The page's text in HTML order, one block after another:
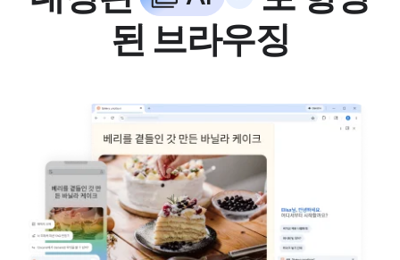
된 브라우징